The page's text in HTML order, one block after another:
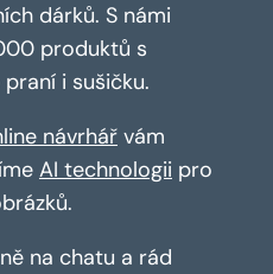
dárků. S námi
produktů s
i sušičku.
návrhář vám
AI technologii pro
na chatu a rád